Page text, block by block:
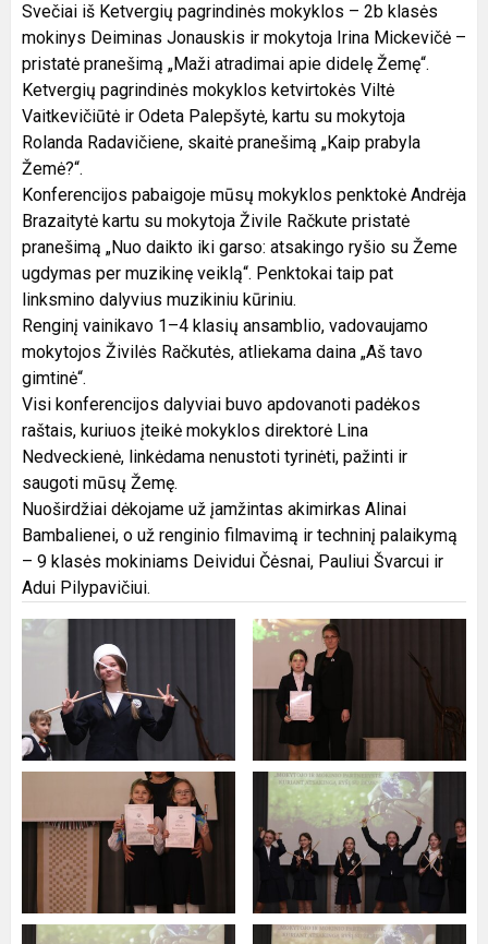
Svečiai iš Ketvergių pagrindinės mokyklos – 2b klasės
mokinys Deiminas Jonauskis ir mokytoja Irina Mickevičė –
pristatė pranešimą „Maži atradimai apie didelę Žemę“.
Ketvergių pagrindinės mokyklos ketvirtokės Viltė
Vaitkevičiūtė ir Odeta Palepšytė, kartu su mokytoja
Rolanda Radavičiene, skaitė pranešimą „Kaip prabyla
Žemė?“.
Konferencijos pabaigoje mūsų mokyklos penktokė Andrėja
Brazaitytė kartu su mokytoja Živile Račkute pristatė
pranešimą „Nuo daikto iki garso: atsakingo ryšio su Žeme
ugdymas per muzikinę veiklą“. Penktokai taip pat
linksmino dalyvius muzikiniu kūriniu.
Renginį vainikavo 1–4 klasių ansamblio, vadovaujamo
mokytojos Živilės Račkutės, atliekama daina „Aš tavo
gimtinė“.
Visi konferencijos dalyviai buvo apdovanoti padėkos
raštais, kuriuos įteikė mokyklos direktorė Lina
Nedveckienė, linkėdama nenustoti tyrinėti, pažinti ir
saugoti mūsų Žemę.
Nuoširdžiai dėkojame už įamžintas akimirkas Alinai
Bambalienei, o už renginio filmavimą ir techninį palaikymą
– 9 klasės mokiniams Deividui Čėsnai, Pauliui Švarcui ir
Adui Pilypavičiui.